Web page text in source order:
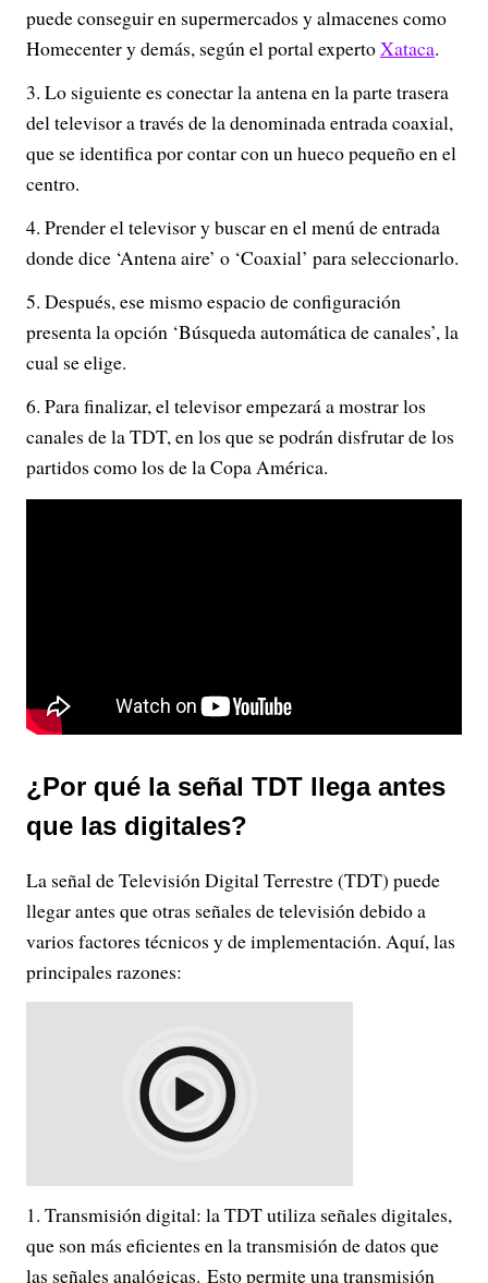
puede conseguir en supermercados y almacenes como
Homecenter y demás, según el portal expertoXataca.
Lo siguiente es conectar la antena en la parte trasera
del televisor a través de la denominada entrada coaxial,
que se identifica por contar con un hueco pequeño en el
centro.
Prender el televisor y buscar en el menú de entrada
donde dice ‘Antena aire’ o ‘Coaxial’ para seleccionarlo.
Después, ese mismo espacio de configuración
presenta la opción ‘Búsqueda automática de canales’, la
cual se elige.
Para finalizar, el televisor empezará a mostrar los
canales de la TDT, en los que se podrán disfrutar de los
partidos como los de la Copa América.
¿Por qué la señal TDT llega antes
que las digitales?
La señal de Televisión Digital Terrestre (TDT) puede
llegar antes que otras señales de televisión debido a
varios factores técnicos y de implementación. Aquí, las
principales razones:
Transmisión digital: la TDT utiliza señales digitales,
que son más eficientes en la transmisión de datos que
las señales analógicas. Esto permite una transmisión